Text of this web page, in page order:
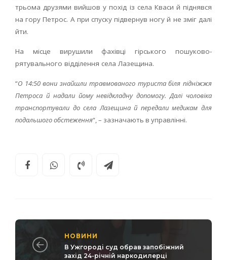
трьома друзями вийшов у похід із села Кваси й піднявся
на гору Петрос. А при спуску підвернув ногу й не зміг далі
йти.
На місце вирушили фахівці гірського пошуково-
рятувального відділення села Лазещина.
“О 14:50 вони знайшли травмованого туриста біля підніжжя
Петроса й надали йому невідкладну допомогу. Далі чоловіка
транспортували до села Лазещина й передали медикам для
подальшого обстеження“, – зазначають в управлінні.
НОВИНИ
В Ужгороді суд обрав запобіжний
захід 24-річній наркодилерці